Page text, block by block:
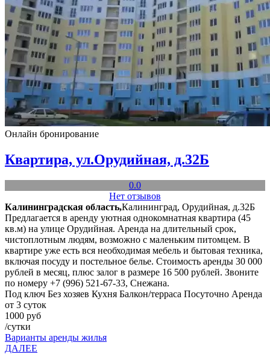
Онлайн бронирование
Квартира, ул.Орудийная, д.32Б
0.0
Нет отзывов
Калининградская область,Калининград, Орудийная, д.32Б
Предлагается в аренду уютная однокомнатная квартира (45
кв.м) на улице Орудийная. Аренда на длительный срок,
чистоплотным людям, возможно с маленьким питомцем. В
квартире уже есть вся необходимая мебель и бытовая техника,
включая посуду и постельное белье. Стоимость аренды 30 000
рублей в месяц, плюс залог в размере 16 500 рублей. Звоните
по номеру +7 (996) 521-67-33, Снежана.
Под ключ Без хозяев Кухня Балкон/терраса Посуточно Аренда
от 3 суток
1000 руб
/сутки
Варианты аренды жилья
ДАЛЕЕ